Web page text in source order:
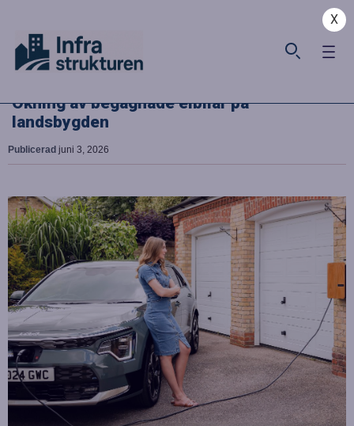
X
Ökning av begagnade elbilar på
landsbygden
Publicerad juni 3, 2026